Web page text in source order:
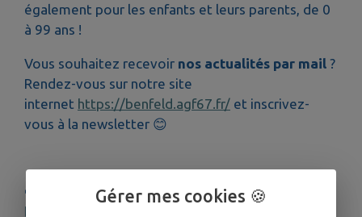
également pour les enfants et leurs parents, de 0
à 99 ans !
Vous souhaitez recevoir nos actualités par mail ?
Rendez-vous sur notre site
internet https://benfeld.agf67.fr/ et inscrivez-
vous à la newsletter 😊
🔵
Inscription obligatoire aux ateliers :
Gérer mes cookies 🍪